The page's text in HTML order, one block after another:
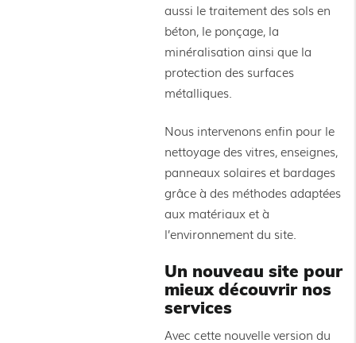
aussi le traitement des sols en
béton, le ponçage, la
minéralisation ainsi que la
protection des surfaces
métalliques.
Nous intervenons enfin pour le
nettoyage des vitres, enseignes,
panneaux solaires et bardages
grâce à des méthodes adaptées
aux matériaux et à
l’environnement du site.
Un nouveau site pour
mieux découvrir nos
services
Avec cette nouvelle version du